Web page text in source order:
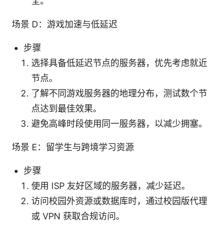
场景 D：游戏加速与低延迟
步骤
选择具备低延迟节点的服务器，优先考虑就近
节点。
了解不同游戏服务器的地理分布，测试数个节
点达到最佳效果。
避免高峰时段使用同一服务器，以减少拥塞。
场景 E：留学生与跨境学习资源
步骤
使用 ISP 友好区域的服务器，减少延迟。
访问校园外资源或数据库时，通过校园版代理
或 VPN 获取合规访问。